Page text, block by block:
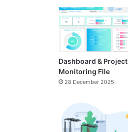
Dashboard & Project
Monitoring File
28 December 2025